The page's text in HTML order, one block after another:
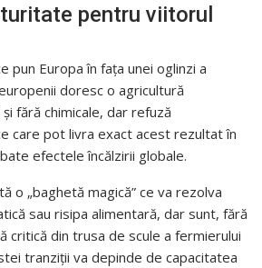
pentru viitorul
pun Europa în fața unei oglinzi a
doresc o agricultură
fără chimicale, dar refuză
care pot livra exact acest rezultat în
efectele încălzirii globale.
o „baghetă magică” ce va rezolva
sau risipa alimentară, dar sunt, fără
critică din trusa de scule a fermierului
tranziții va depinde de capacitatea